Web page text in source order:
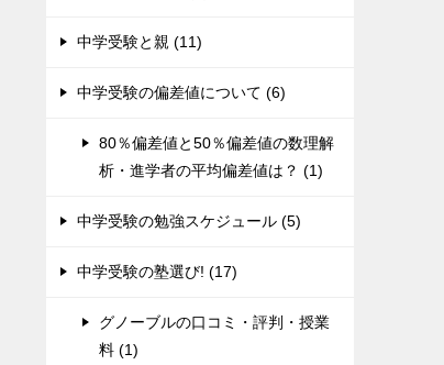
中学受験と親 (11)
中学受験の偏差値について (6)
80％偏差値と50％偏差値の数理解
析・進学者の平均偏差値は？ (1)
中学受験の勉強スケジュール (5)
中学受験の塾選び! (17)
グノーブルの口コミ・評判・授業
料 (1)